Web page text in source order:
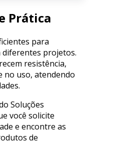
Prática
para
diferentes projetos.
resistência,
no uso, atendendo
Soluções
você solicite
e encontre as
de